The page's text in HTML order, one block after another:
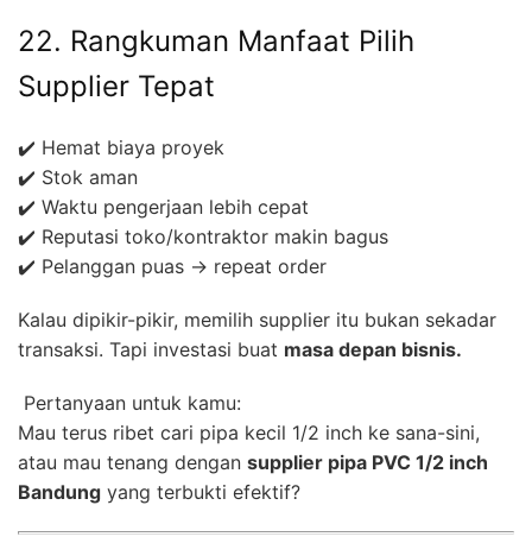
22. Rangkuman Manfaat Pilih
Supplier Tepat
✔️ Hemat biaya proyek
✔️ Stok aman
✔️ Waktu pengerjaan lebih cepat
✔️ Reputasi toko/kontraktor makin bagus
✔️ Pelanggan puas → repeat order
Kalau dipikir-pikir, memilih supplier itu bukan sekadar
transaksi. Tapi investasi buat masa depan bisnis.
Pertanyaan untuk kamu:
Mau terus ribet cari pipa kecil 1/2 inch ke sana-sini,
atau mau tenang dengan supplier pipa PVC 1/2 inch
Bandung yang terbukti efektif?